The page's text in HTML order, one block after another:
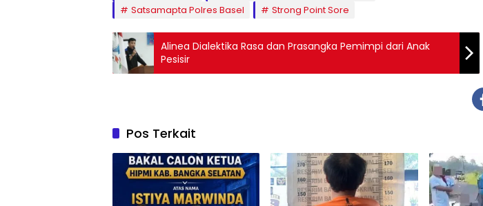
Satsamapta Polres Basel
Strong Point Sore
Alinea Dialektika Rasa dan Prasangka Pemimpi dari Anak
Pesisir
Pos Terkait